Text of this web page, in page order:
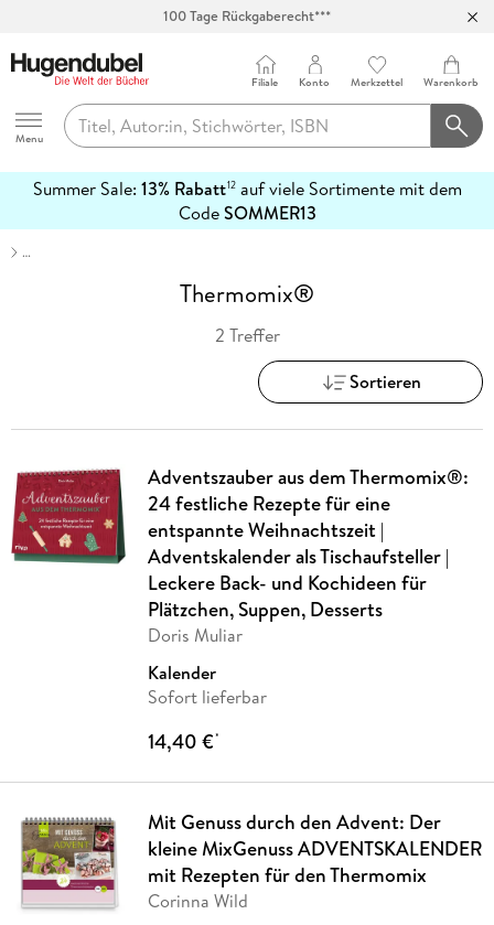
100 Tage Rückgaberecht***
Hugendubel
Menu
Filiale Konto Merkzettel Warenkorb
Summer Sale: 13% Rabatt12auf viele Sortimente mit dem
CodeSOMMER13
erfahren
…
Thermomix®
2 Treffer
Sortieren
Adventszauber aus dem Thermomix®:
24 festliche Rezepte für eine
entspannte Weihnachtszeit |
Adventskalender als Tischaufsteller |
Leckere Back- und Kochideen für
Plätzchen, Suppen, Desserts
Doris Muliar
Kalender
Sofort lieferbar
14,40 €*
Mit Genuss durch den Advent: Der
kleine MixGenuss ADVENTSKALENDER
mit Rezepten für den Thermomix
Corinna Wild